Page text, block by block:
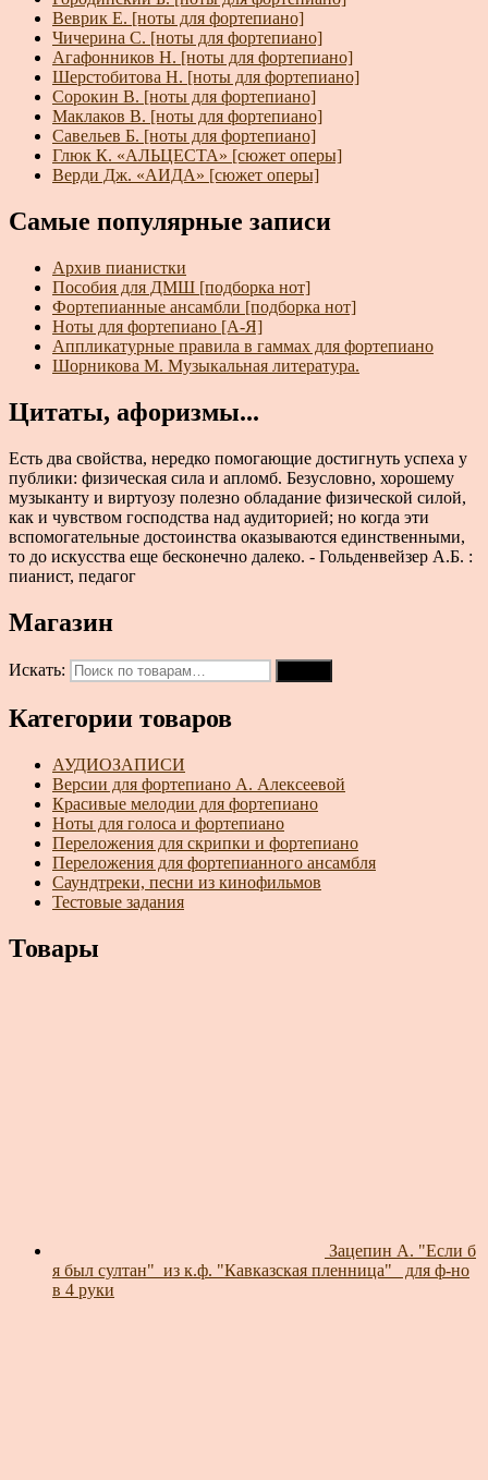
Веврик Е. [ноты для фортепиано]
Чичерина С. [ноты для фортепиано]
Агафонников Н. [ноты для фортепиано]
Шерстобитова Н. [ноты для фортепиано]
Сорокин В. [ноты для фортепиано]
Маклаков В. [ноты для фортепиано]
Савельев Б. [ноты для фортепиано]
Глюк К. «АЛЬЦЕСТА» [сюжет оперы]
Верди Дж. «АИДА» [сюжет оперы]
Самые популярные записи
Архив пианистки
Пособия для ДМШ [подборка нот]
Фортепианные ансамбли [подборка нот]
Ноты для фортепиано [А-Я]
Аппликатурные правила в гаммах для фортепиано
Шорникова М. Музыкальная литература.
Цитаты, афоризмы...
Есть два свойства, нередко помогающие достигнуть успеха у
публики: физическая сила и апломб. Безусловно, хорошему
музыканту и виртуозу полезно обладание физической силой,
как и чувством господства над аудиторией; но когда эти
вспомогательные достоинства оказываются единственными,
то до искусства еще бесконечно далеко. - Гольденвейзер А.Б. :
пианист, педагог
Магазин
Искать:
Категории товаров
АУДИОЗАПИСИ
Версии для фортепиано А. Алексеевой
Красивые мелодии для фортепиано
Ноты для голоса и фортепиано
Переложения для скрипки и фортепиано
Переложения для фортепианного ансамбля
Саундтреки, песни из кинофильмов
Тестовые задания
Товары
Зацепин А. "Если б
я был султан"_из к.ф. "Кавказская пленница"_ для ф-но
в 4 руки